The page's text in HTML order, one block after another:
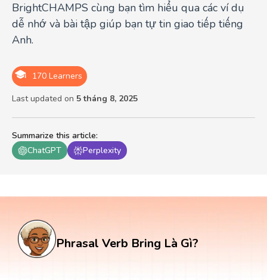
Summarize this article:
ChatGPT
Perplexity
170 Learners
Last updated on 5 tháng 8, 2025
BrightCHAMPS cùng bạn tìm hiểu qua các ví dụ
dễ nhớ và bài tập giúp bạn tự tin giao tiếp tiếng
Anh.
Phrasal Verb Bring Là Gì?